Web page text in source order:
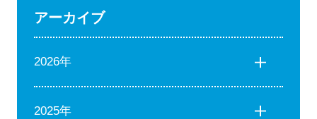
アーカイブ
2026年
2025年